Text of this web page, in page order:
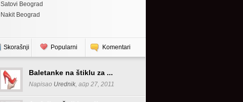
Satovi Beograd
Nakit Beograd
Skorašnji Popularni Komentari
Baletanke na štiklu za ...
Napisao Urednik, апр 27, 2011